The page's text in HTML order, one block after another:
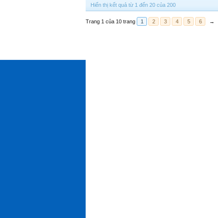
Hiển thị kết quả từ 1 đến 20 của 200
Trang 1 của 10 trang 1 2 3 4 5 6 →